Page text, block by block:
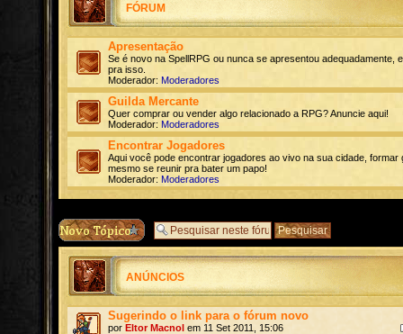
FÓRUM
Apresentação
Se é novo na SpellRPG ou nunca se apresentou adequadamente,
pra isso.
Moderador: Moderadores
Guilda Mercante
Quer comprar ou vender algo relacionado a RPG? Anuncie aqui!
Moderador: Moderadores
Encontrar Jogadores
Aqui você pode encontrar jogadores ao vivo na sua cidade, formar
mesmo se reunir pra bater um papo!
Moderador: Moderadores
ANÚNCIOS
Sugerindo o link para o fórum novo
por Eltor Macnol em 11 Set 2011, 15:06